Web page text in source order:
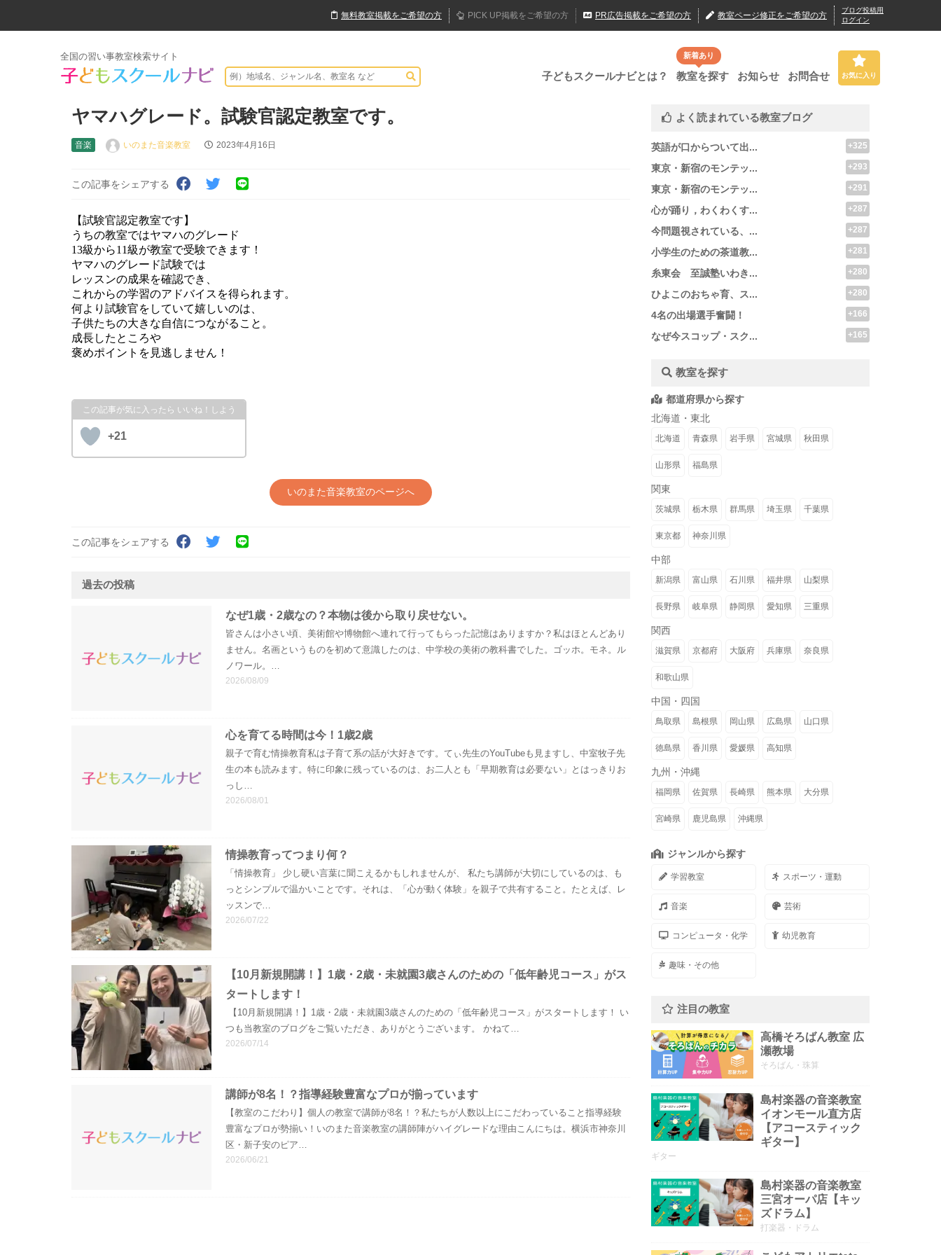
無料教室掲載をご希望の方 PICK UP掲載をご希望の方 PR広告掲載をご希望の方 教室ページ修正をご希望の方
ブログ投稿用
ログイン
全国の習い事教室検索サイト
子どもスクールナビとは？
新着あり
教室を探す お知らせ お問合せ お気に入り
ヤマハグレード。試験官認定教室です。
音楽 いのまた音楽教室 2023年4月16日
この記事をシェアする
【試験官認定教室です】
うちの教室ではヤマハのグレード
13級から11級が教室で受験できます！
ヤマハのグレード試験では
レッスンの成果を確認でき、
これからの学習のアドバイスを得られます。
何より試験官をしていて嬉しいのは、
子供たちの大きな自信につながること。
成長したところや
褒めポイントを見逃しません！
+21
いのまた音楽教室のページへ
この記事をシェアする
過去の投稿
なぜ1歳・2歳なの？本物は後から取り戻せない。
皆さんは小さい頃、美術館や博物館へ連れて行ってもらった記憶はありますか？私はほとんどあり
ません。名画というものを初めて意識したのは、中学校の美術の教科書でした。ゴッホ。モネ。ル
ノワール。…
2026/08/09
心を育てる時間は今！1歳2歳
親子で育む情操教育私は子育て系の話が大好きです。てぃ先生のYouTubeも見ますし、中室牧子先
生の本も読みます。特に印象に残っているのは、お二人とも「早期教育は必要ない」とはっきりお
っし…
2026/08/01
情操教育ってつまり何？
「情操教育」 少し硬い言葉に聞こえるかもしれませんが、 私たち講師が大切にしているのは、も
っとシンプルで温かいことです。それは、「心が動く体験」を親子で共有すること。たとえば、レ
ッスンで…
2026/07/22
【10月新規開講！】1歳・2歳・未就園3歳さんのための「低年齢児コース」がス
タートします！
【10月新規開講！】1歳・2歳・未就園3歳さんのための「低年齢児コース」がスタートします！ い
つも当教室のブログをご覧いただき、ありがとうございます。 かねて…
2026/07/14
講師が8名！？指導経験豊富なプロが揃っています
【教室のこだわり】個人の教室で講師が8名！？私たちが人数以上にこだわっていること指導経験
豊富なプロが勢揃い！いのまた音楽教室の講師陣がハイグレードな理由こんにちは。横浜市神奈川
区・新子安のピア…
2026/06/21
よく読まれている教室ブログ
英語が口からついて出... +325
東京・新宿のモンテッ... +293
東京・新宿のモンテッ... +291
心が踊り，わくわくす... +287
今問題視されている、... +287
小学生のための茶道教... +281
糸東会 至誠塾いわき... +280
ひよこのおちゃ育、ス... +280
4名の出場選手奮闘！ +166
なぜ今スコップ・スク... +165
教室を探す
都道府県から探す
北海道・東北
北海道 青森県 岩手県 宮城県 秋田県
山形県 福島県
関東
茨城県 栃木県 群馬県 埼玉県 千葉県
東京都 神奈川県
中部
新潟県 富山県 石川県 福井県 山梨県
長野県 岐阜県 静岡県 愛知県 三重県
関西
滋賀県 京都府 大阪府 兵庫県 奈良県
和歌山県
中国・四国
鳥取県 島根県 岡山県 広島県 山口県
徳島県 香川県 愛媛県 高知県
九州・沖縄
福岡県 佐賀県 長崎県 熊本県 大分県
宮崎県 鹿児島県 沖縄県
ジャンルから探す
学習教室 スポーツ・運動
音楽 芸術
コンピュータ・化学 幼児教育
趣味・その他
注目の教室
高橋そろばん教室 広
瀬教場
そろばん・珠算
島村楽器の音楽教室
イオンモール直方店
【アコースティック
ギター】
ギター
島村楽器の音楽教室
三宮オーパ店【キッ
ズドラム】
打楽器・ドラム